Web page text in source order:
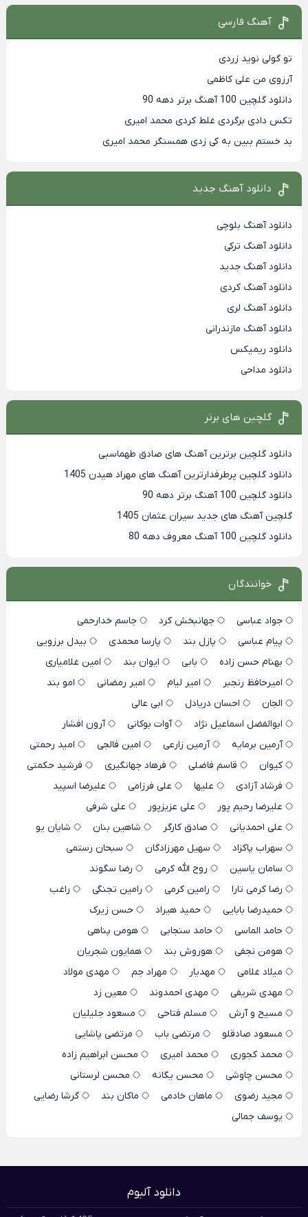
آهنگ فارسی
تو گولی نوید زردی
آرزوی من علی کاظمی
دانلود گلچین 100 آهنگ برتر دهه 90
تکس دادی برگردی غلط کردی محمد امیری
بد خستم ببین به کی زدی همسنگر محمد امیری
دانلود آهنگ جدید
دانلود آهنگ بلوچی
دانلود آهنگ ترکی
دانلود آهنگ جدید
دانلود آهنگ کردی
دانلود آهنگ لری
دانلود آهنگ مازندرانی
دانلود ریمیکس
دانلود مداحی
گلچین های برتر
دانلود گلچین برترین آهنگ های صادق طهماسبی
دانلود گلچین پرطرفدارترین آهنگ های مهراد هیدن 1405
دانلود گلچین 100 آهنگ برتر دهه 90
گلچین آهنگ های جدید سیران عثمان 1405
دانلود گلچین 100 آهنگ معروف دهه 80
خوانندگان
جواد عباسی جهانبخش کرد
جاسم خدارحمی
پیام عباسی
پازل بند پارسا محمدی
بیدل برزویی
بهنام حسن زاده
بابی ایوان بند
امین غلامیاری
امیرحافظ رنجبر
امیر لیام امیر رمضانی
امو بند
الجان
احسان دریادل
ابی عالی
ابوالفضل اسماعیل نژاد
آوات بوکانی
آرون افشار
آرمین برمایه
آرمین زارعی امین فالجی
امید رحمتی
کیوان
قاسم فاضلی فرهاد جهانگیری
فرشید حکمتی
فرشاد آزادی
علیها علی فرزامی
علیرضا اسپید
علیرضا رحیم پور
علی عزیزپور
علی شرفی
علی احمدیانی
صادق کارگر شاهین بنان
شایان یو
سهراب پاکزاد
سهیل مهرزادگان
سبحان رستمی
سامان یاسین
روح الله کرمی
رضا سگوند
رضا کرمی تارا
رامین کرمی رامین تجنگی
راغب
حمیدرضا بابایی
حمید هیراد
حسن زیرک
حامد الماسی
حامد سنجابی
هومن پناهی
هومن نجفی
هوروش بند
همایون شجریان
میلاد غلامی
مهدیار مهراد جم
مهدی مولاد
مهدی شریفی
مهدی احمدوند
معین زد
مسیح و آرش
مسلم فتاحی
مسعود جلیلیان
مسعود صادقلو
مرتضی باب
مرتضی پاشایی
محمد کجوری
محمد امیری
محسن ابراهیم زاده
محسن چاوشی
محسن یگانه
محسن لرستانی
مجید رضوی
ماهان خادمی ماکان بند
گرشا رضایی
یوسف جمالی
دانلود آلبوم